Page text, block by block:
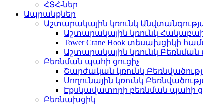
ՀՏՀ-ներ
Ապրանքներ
Աշտարակային կռունկ
Աշտարակային կռունկ
Tower Crane Hook տեսախցիկի
Աշտարակային կռունկ Բեռնման
Բեռնման պահի ցուցիչ
Շարժական կռունկ
Սողունային կռունկ
Էքսկավատորի բեռնման պահի
Բեռնախցիկ